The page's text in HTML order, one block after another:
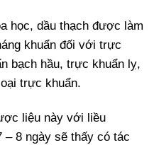
học, dầu thạch được làm
khuẩn đối với trực
bạch hầu, trực khuẩn lỵ,
trực khuẩn.
liệu này với liều
– 8 ngày sẽ thấy có tác